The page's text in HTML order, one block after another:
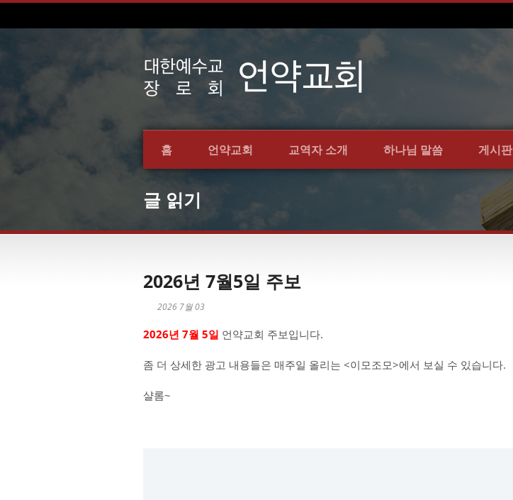
홈 언약교회 교역자 소개 하나님 말씀 게시판
글 읽기
2026년 7월5일 주보
2026 7월 03
2026년 7월 5일 언약교회 주보입니다.
좀 더 상세한 광고 내용들은 매주일 올리는 <이모조모>에서 보실 수 있습니다.
샬롬~